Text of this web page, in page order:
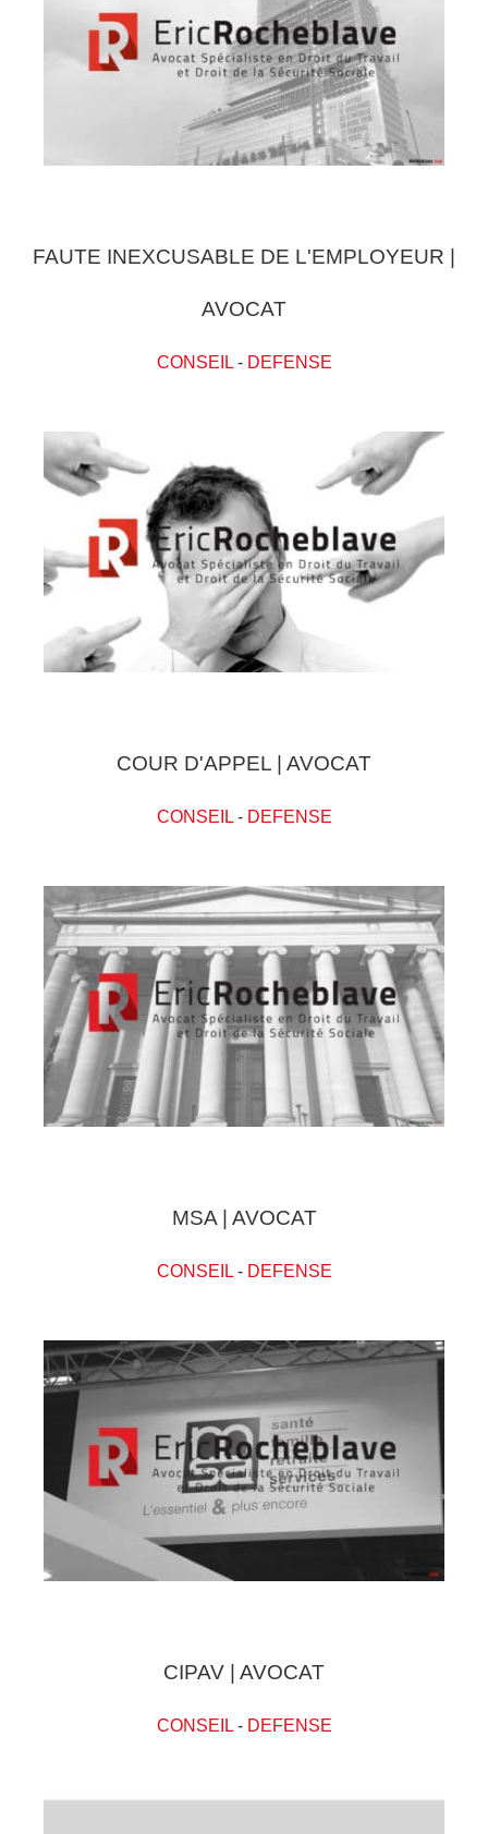
FAUTE INEXCUSABLE DE L'EMPLOYEUR |
AVOCAT
CONSEIL- DEFENSE
COUR D'APPEL | AVOCAT
CONSEIL- DEFENSE
MSA | AVOCAT
CONSEIL- DEFENSE
CIPAV | AVOCAT
CONSEIL- DEFENSE